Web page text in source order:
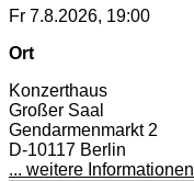
Fr 7.8.2026, 19:00
Ort
Konzerthaus
Großer Saal
Gendarmenmarkt 2
D-10117 Berlin
... weitere Informationen